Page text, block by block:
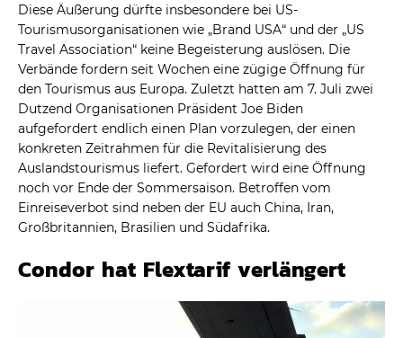
Diese Äußerung dürfte insbesondere bei US-
Tourismusorganisationen wie „Brand USA“ und der „US
Travel Association“ keine Begeisterung auslösen. Die
Verbände fordern seit Wochen eine zügige Öffnung für
den Tourismus aus Europa. Zuletzt hatten am 7. Juli zwei
Dutzend Organisationen Präsident Joe Biden
aufgefordert endlich einen Plan vorzulegen, der einen
konkreten Zeitrahmen für die Revitalisierung des
Auslandstourismus liefert. Gefordert wird eine Öffnung
noch vor Ende der Sommersaison. Betroffen vom
Einreiseverbot sind neben der EU auch China, Iran,
Großbritannien, Brasilien und Südafrika.
Condor hat Flextarif verlängert